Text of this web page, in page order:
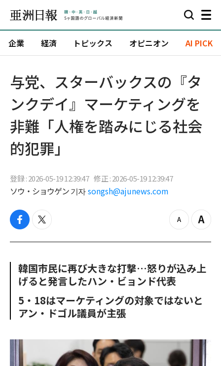
企業 経済 トピックス オピニオン AI PICK
与党、スターバックスの『タ
ンクデイ』マーケティングを
非難「人権を踏みにじる社会
的犯罪」
登録 : 2026-05-19 12:39:47 修正 : 2026-05-19 12:39:47
ソウ・ショウゲン 기자 songsh@ajunews.com
f
c
o
o
t
i
e
r
z
o
u
Z
o
n
韓国市民に再び大きな打撃…怒りが込み上
げると発言したハン・ビョンド代表
5・18はマーケティングの対象ではないと
アン・ドゴル議員が主張